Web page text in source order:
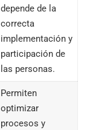
depende de la
correcta
implementación y
participación de
las personas.
Permiten
optimizar
procesos y